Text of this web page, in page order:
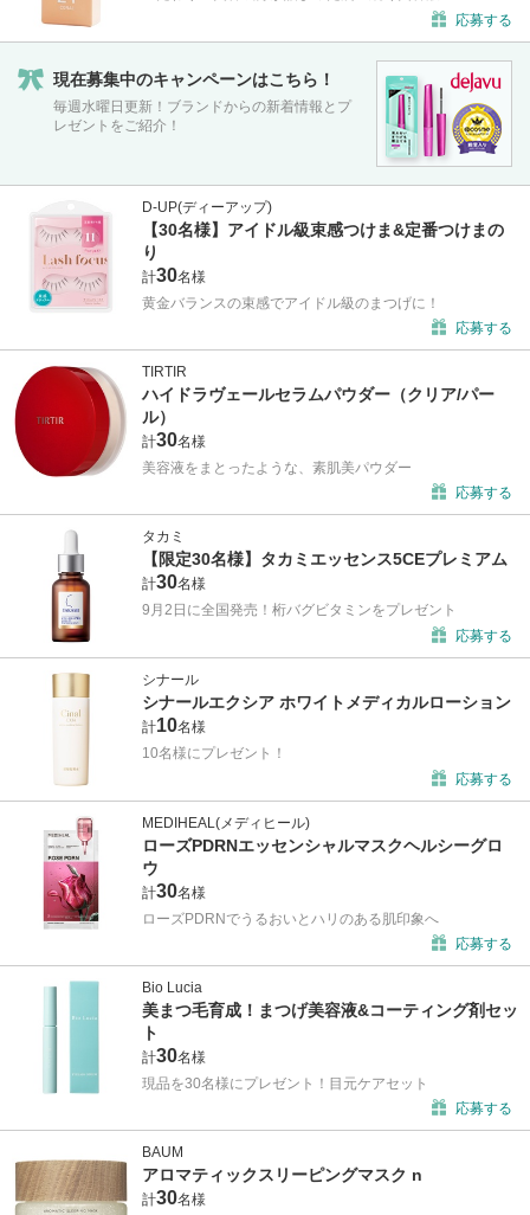
応募する
現在募集中のキャンペーンはこちら！
毎週水曜日更新！ブランドからの新着情報とプ
レゼントをご紹介！
D-UP(ディーアップ)
【30名様】アイドル級束感つけま&定番つけまの
り
計30名様
黄金バランスの束感でアイドル級のまつげに！
応募する
TIRTIR
ハイドラヴェールセラムパウダー（クリア/パー
ル）
計30名様
美容液をまとったような、素肌美パウダー
応募する
タカミ
【限定30名様】タカミエッセンス5CEプレミアム
計30名様
9月2日に全国発売！桁バグビタミンをプレゼント
応募する
シナール
シナールエクシア ホワイトメディカルローション
計10名様
10名様にプレゼント！
応募する
MEDIHEAL(メディヒール)
ローズPDRNエッセンシャルマスクヘルシーグロ
ウ
計30名様
ローズPDRNでうるおいとハリのある肌印象へ
応募する
Bio Lucia
美まつ毛育成！まつげ美容液&コーティング剤セッ
ト
計30名様
現品を30名様にプレゼント！目元ケアセット
応募する
BAUM
アロマティックスリーピングマスク n
計30名様